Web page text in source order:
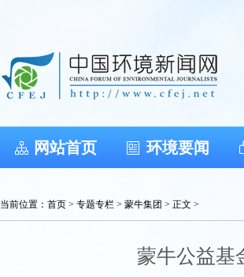
网站首页 环境要闻
当前位置： 首页 > 专题专栏 > 蒙牛集团 > 正文 >
蒙牛公益基